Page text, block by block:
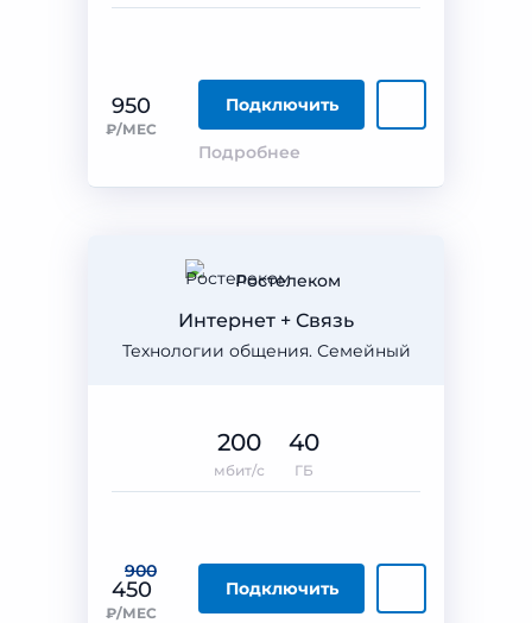
950
₽/МЕС
Подключить
Подробнее
Ростелеком
Технологии общения. Семейный
Интернет + Связь
900
450
₽/МЕС
Подключить
200
мбит/с
40
ГБ